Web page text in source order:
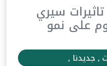
سيري
على نمو
, جديدنا ,